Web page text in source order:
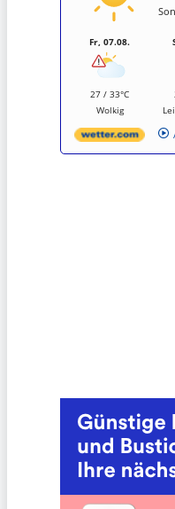
Fr, 07.08.
27 / 33°C
Wolkig